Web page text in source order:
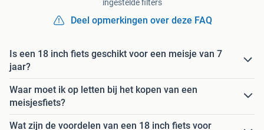
ingestelde filters
Deel opmerkingen over deze FAQ
Is een 18 inch fiets geschikt voor een meisje van 7
jaar?
Waar moet ik op letten bij het kopen van een
meisjesfiets?
Wat zijn de voordelen van een 18 inch fiets voor